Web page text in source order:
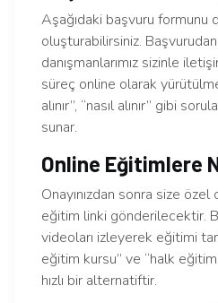
Aşağıdaki başvuru formunu
oluşturabilirsiniz.
danışmanlarımız sizinle
süreç online olarak
alınır”, “nasıl alınır” gibi
sunar.
Online Eğitimlere
Onayınızdan sonra size
eğitim linki gönderilecektir.
videoları izleyerek eğitimi
eğitim kursu” ve “halk
hızlı bir alternatiftir.